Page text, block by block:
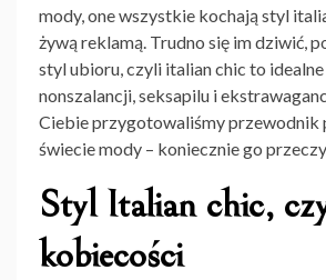
mody, one wszystkie kochają styl
żywą reklamą. Trudno się im dziwić,
styl ubioru, czyli italian chic to idealne
nonszalancji, seksapilu i
Ciebie przygotowaliśmy przewodnik
świecie mody – koniecznie go
Styl Italian chic,
kobiecości